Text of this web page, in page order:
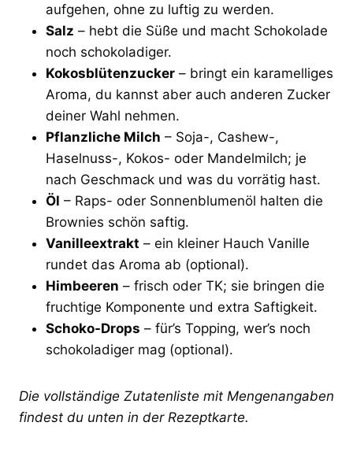
aufgehen, ohne zu luftig zu werden.
Salz – hebt die Süße und macht Schokolade
noch schokoladiger.
Kokosblütenzucker – bringt ein karamelliges
Aroma, du kannst aber auch anderen Zucker
deiner Wahl nehmen.
Pflanzliche Milch – Soja-, Cashew-,
Haselnuss-, Kokos- oder Mandelmilch; je
nach Geschmack und was du vorrätig hast.
Öl – Raps- oder Sonnenblumenöl halten die
Brownies schön saftig.
Vanilleextrakt – ein kleiner Hauch Vanille
rundet das Aroma ab (optional).
Himbeeren – frisch oder TK; sie bringen die
fruchtige Komponente und extra Saftigkeit.
Schoko-Drops – für’s Topping, wer’s noch
schokoladiger mag (optional).
Die vollständige Zutatenliste mit Mengenangaben
findest du unten in der Rezeptkarte.